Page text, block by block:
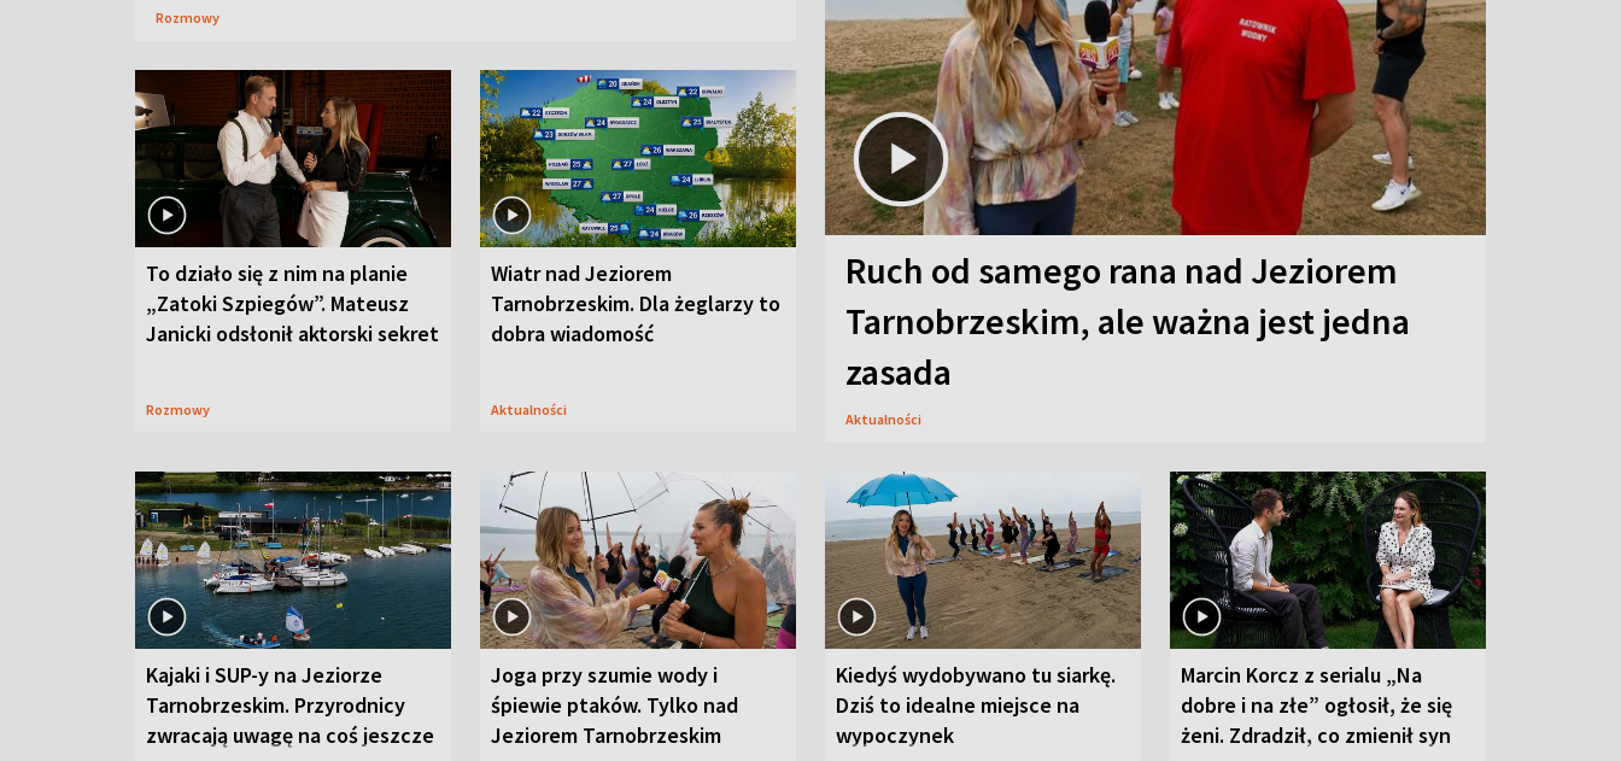
Rozmowy
To działo się z nim na planie
„Zatoki Szpiegów”. Mateusz
Janicki odsłonił aktorski sekret
Rozmowy
Wiatr nad Jeziorem
Tarnobrzeskim. Dla żeglarzy to
dobra wiadomość
Aktualności
Ruch od samego rana nad Jeziorem
Tarnobrzeskim, ale ważna jest jedna
zasada
Aktualności
Kajaki i SUP-y na Jeziorze
Tarnobrzeskim. Przyrodnicy
zwracają uwagę na coś jeszcze
Joga przy szumie wody i
śpiewie ptaków. Tylko nad
Jeziorem Tarnobrzeskim
Kiedyś wydobywano tu siarkę.
Dziś to idealne miejsce na
wypoczynek
Marcin Korcz z serialu „Na
dobre i na złe” ogłosił, że się
żeni. Zdradził, co zmienił syn